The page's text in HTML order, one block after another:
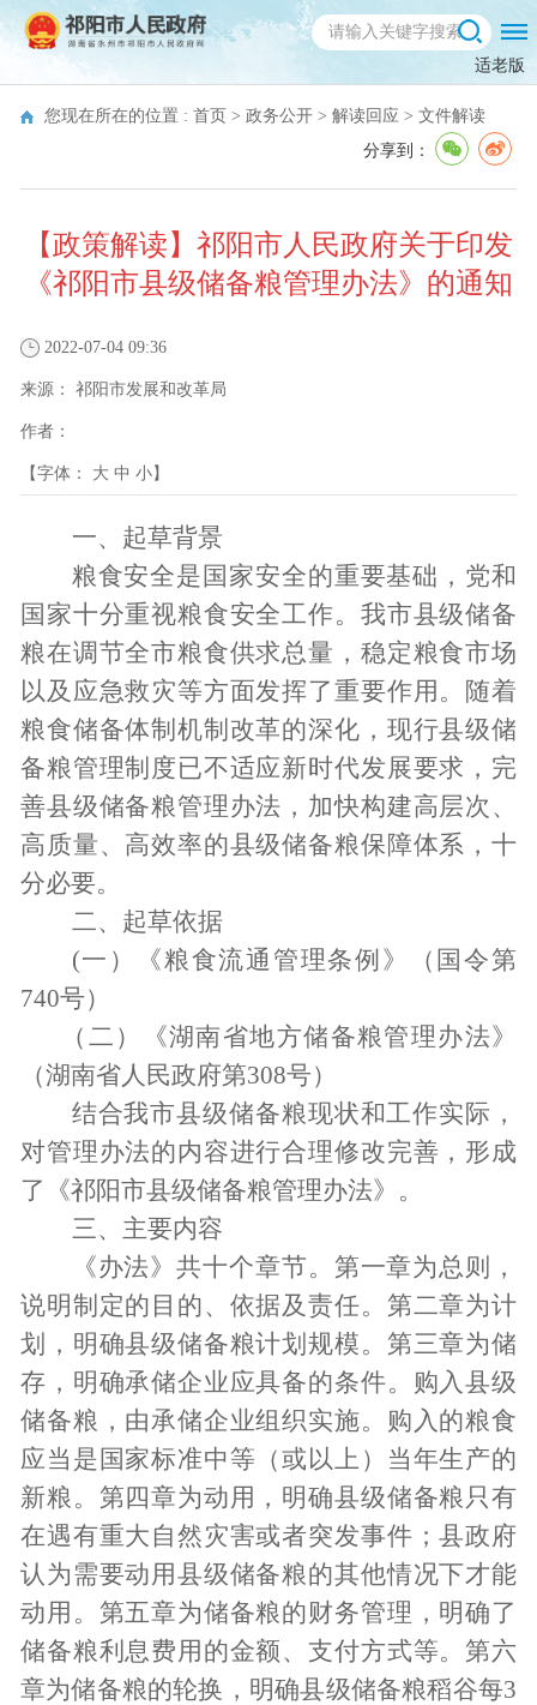
适老版
您现在所在的位置 : 首页 > 政务公开 > 解读回应 > 文件解读
分享到：
【政策解读】祁阳市人民政府关于印发
《祁阳市县级储备粮管理办法》的通知
2022-07-04 09:36
来源： 祁阳市发展和改革局
作者：
【字体： 大 中 小】
一、起草背景
粮食安全是国家安全的重要基础，党和
国家十分重视粮食安全工作。我市县级储备
粮在调节全市粮食供求总量，稳定粮食市场
以及应急救灾等方面发挥了重要作用。随着
粮食储备体制机制改革的深化，现行县级储
备粮管理制度已不适应新时代发展要求，完
善县级储备粮管理办法，加快构建高层次、
高质量、高效率的县级储备粮保障体系，十
分必要。
二、起草依据
(一）《粮食流通管理条例》（国令第
740号）
（二）《湖南省地方储备粮管理办法》
（湖南省人民政府第308号）
结合我市县级储备粮现状和工作实际，
对管理办法的内容进行合理修改完善，形成
了《祁阳市县级储备粮管理办法》。
三、主要内容
《办法》共十个章节。第一章为总则，
说明制定的目的、依据及责任。第二章为计
划，明确县级储备粮计划规模。第三章为储
存，明确承储企业应具备的条件。购入县级
储备粮，由承储企业组织实施。购入的粮食
应当是国家标准中等（或以上）当年生产的
新粮。第四章为动用，明确县级储备粮只有
在遇有重大自然灾害或者突发事件；县政府
认为需要动用县级储备粮的其他情况下才能
动用。第五章为储备粮的财务管理，明确了
储备粮利息费用的金额、支付方式等。第六
章为储备粮的轮换，明确县级储备粮稻谷每3